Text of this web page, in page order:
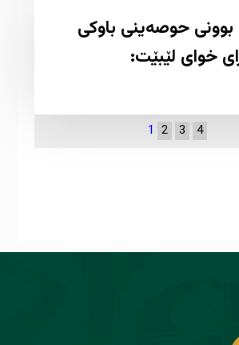
حوصەینی باوکی
خوای لێبێت:
1 2 3 4